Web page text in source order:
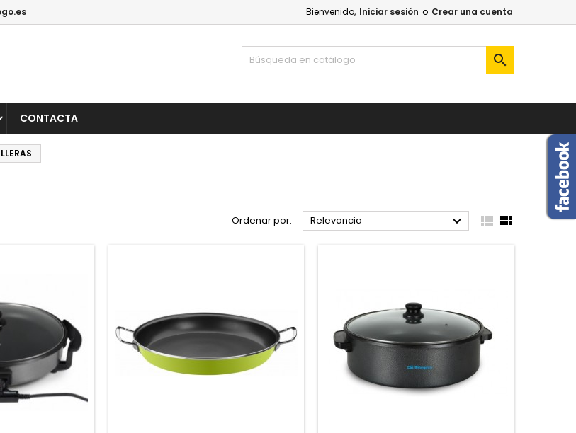
Bienvenido, Iniciar sesión o Crear una cuenta

CONTACTA
Ordenar por: Relevancia   